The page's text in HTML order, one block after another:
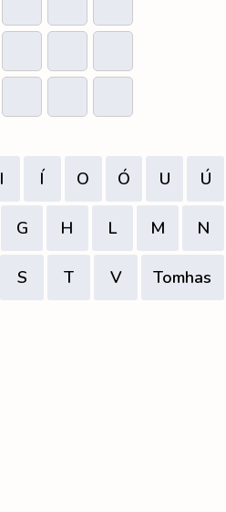
I Í O Ó U Ú
G H L M N
S T V Tomhas